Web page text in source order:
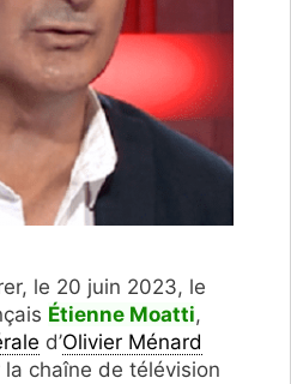
le 20 juin 2023, le
Étienne Moatti,
d’Olivier Ménard
la chaîne de télévision